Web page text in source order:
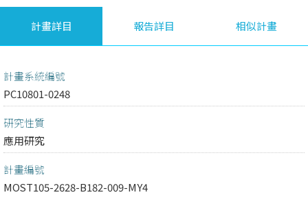
計畫詳目 報告詳目 相似計畫
計畫系統編號
PC10801-0248
研究性質
應用研究
計畫編號
MOST105-2628-B182-009-MY4